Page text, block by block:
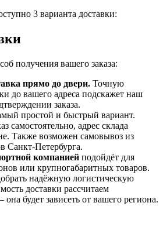
3 варианта доставки:
получения вашего заказа:
прямо до двери. Точную
до вашего адреса подскажет наш
заказа.
простой и быстрый вариант.
самостоятельно, адрес склада
Также возможен самовывоз из
Санкт-Петербурга.
компанией подойдёт для
или крупногабаритных товаров.
надёжную логистическую
доставки рассчитаем
будет зависеть от вашего региона.